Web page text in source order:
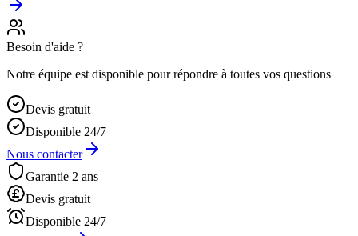
Besoin d'aide ?
Notre équipe est disponible pour répondre à toutes vos questions
Devis gratuit
Disponible 24/7
Nous contacter
Garantie 2 ans
Devis gratuit
Disponible 24/7